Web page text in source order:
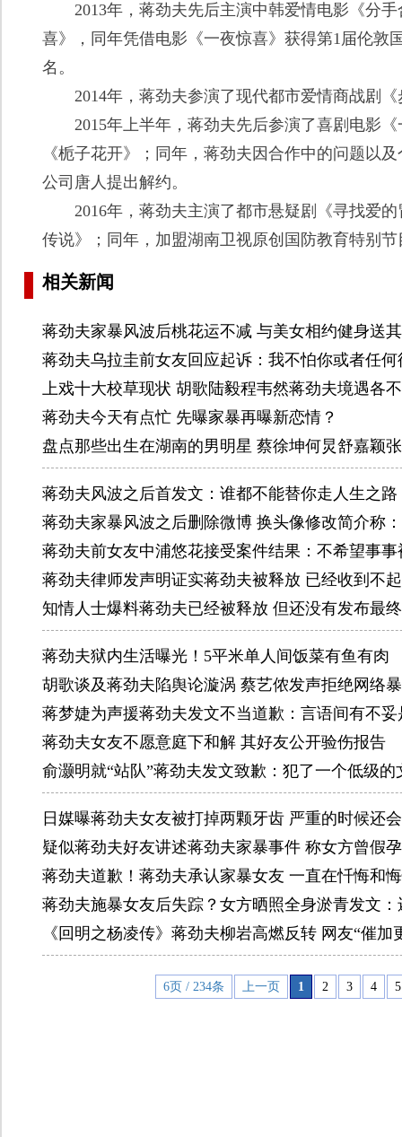
2013年，蒋劲夫先后主演中韩爱情电影《分手
喜》，同年凭借电影《一夜惊喜》获得第1届伦敦
名。
2014年，蒋劲夫参演了现代都市爱情商战剧《
2015年上半年，蒋劲夫先后参演了喜剧电影《
《栀子花开》；同年，蒋劲夫因合作中的问题以
公司唐人提出解约。
2016年，蒋劲夫主演了都市悬疑剧《寻找爱的
传说》；同年，加盟湖南卫视原创国防教育特别
相关新闻
蒋劲夫家暴风波后桃花运不减 与美女相约健身送
蒋劲夫乌拉圭前女友回应起诉：我不怕你或者任何
上戏十大校草现状 胡歌陆毅程韦然蒋劲夫境遇各
蒋劲夫今天有点忙 先曝家暴再曝新恋情？
盘点那些出生在湖南的男明星 蔡徐坤何炅舒嘉颖
蒋劲夫风波之后首发文：谁都不能替你走人生之路
蒋劲夫家暴风波之后删除微博 换头像修改简介称
蒋劲夫前女友中浦悠花接受案件结果：不希望事事
蒋劲夫律师发声明证实蒋劲夫被释放 已经收到不
知情人士爆料蒋劲夫已经被释放 但还没有发布最
蒋劲夫狱内生活曝光！5平米单人间饭菜有鱼有肉
胡歌谈及蒋劲夫陷舆论漩涡 蔡艺侬发声拒绝网络
蒋梦婕为声援蒋劲夫发文不当道歉：言语间有不妥
蒋劲夫女友不愿意庭下和解 其好友公开验伤报告
俞灏明就“站队”蒋劲夫发文致歉：犯了一个低级的
日媒曝蒋劲夫女友被打掉两颗牙齿 严重的时候还
疑似蒋劲夫好友讲述蒋劲夫家暴事件 称女方曾假
蒋劲夫道歉！蒋劲夫承认家暴女友 一直在忏悔和
蒋劲夫施暴女友后失踪？女方晒照全身淤青发文：
《回明之杨凌传》蒋劲夫柳岩高燃反转 网友“催加
6页 / 234条 上一页 1 2 3 4 5